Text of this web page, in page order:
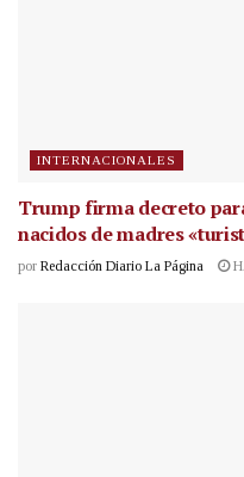
INTERNACIONALES
Trump firma decreto
nacidos de madres
por Redacción Diario La Página